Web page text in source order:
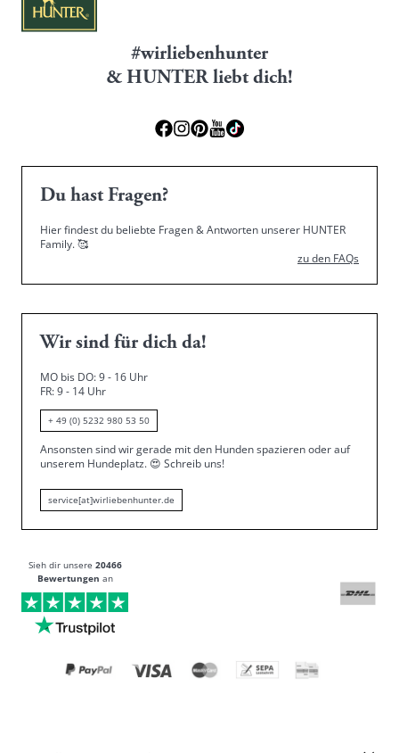
#wirliebenhunter
& HUNTER liebt dich!
Du hast Fragen?
Hier findest du beliebte Fragen & Antworten unserer HUNTER
Family.🥰
zu den FAQs
Wir sind für dich da!
MO bis DO: 9 - 16 Uhr
FR: 9 - 14 Uhr
+ 49 (0) 5232 980 53 50
Ansonsten sind wir gerade mit den Hunden spazieren oder auf
unserem Hundeplatz. 😍 Schreib uns!
service[at]wirliebenhunter.de
Sieh dir unsere 20466
Bewertungen an